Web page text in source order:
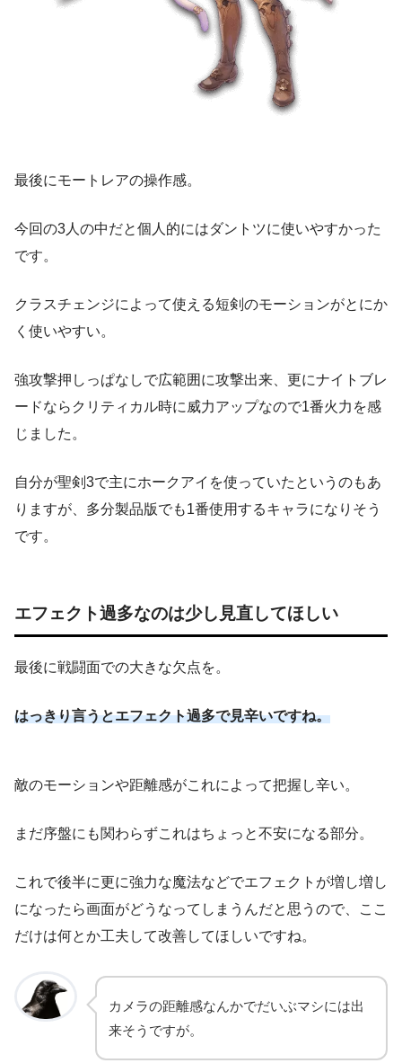
最後にモートレアの操作感。
今回の3人の中だと個人的にはダントツに使いやすかった
です。
クラスチェンジによって使える短剣のモーションがとにか
く使いやすい。
強攻撃押しっぱなしで広範囲に攻撃出来、更にナイトブレ
ードならクリティカル時に威力アップなので1番火力を感
じました。
自分が聖剣3で主にホークアイを使っていたというのもあ
りますが、多分製品版でも1番使用するキャラになりそう
です。
エフェクト過多なのは少し見直してほしい
最後に戦闘面での大きな欠点を。
はっきり言うとエフェクト過多で見辛いですね。
敵のモーションや距離感がこれによって把握し辛い。
まだ序盤にも関わらずこれはちょっと不安になる部分。
これで後半に更に強力な魔法などでエフェクトが増し増し
になったら画面がどうなってしまうんだと思うので、ここ
だけは何とか工夫して改善してほしいですね。
カメラの距離感なんかでだいぶマシには出
来そうですが。